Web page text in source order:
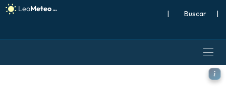
| |
ICON modelo - México,